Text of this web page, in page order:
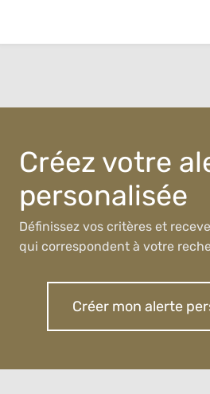
Créez votre
personalisée
Définissez vos critères et
qui correspondent à votre
Créer mon alerte